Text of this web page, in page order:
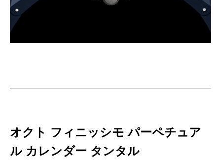
オクト フィニッシモ パーペチュア
ル カレンダー タンタル